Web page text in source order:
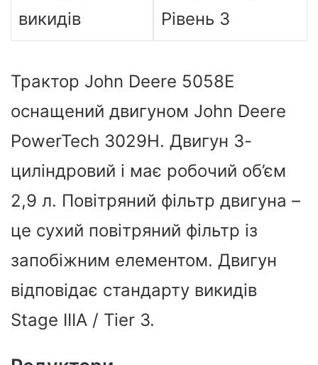
викидів
Рівень 3
Трактор John Deere 5058E
оснащений двигуном John Deere
PowerTech 3029H. Двигун 3-
циліндровий і має робочий об’єм
2,9 л. Повітряний фільтр двигуна –
це сухий повітряний фільтр із
запобіжним елементом. Двигун
відповідає стандарту викидів
Stage IIIA / Tier 3.